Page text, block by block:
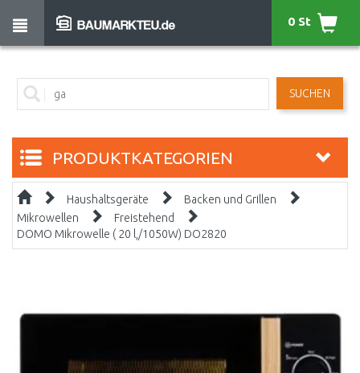
SUCHEN
0 St
PRODUKTKATEGORIEN
Haushaltsgeräte
Backen und Grillen
Mikrowellen
Freistehend
DOMO Mikrowelle ( 20 l,/1050W) DO2820